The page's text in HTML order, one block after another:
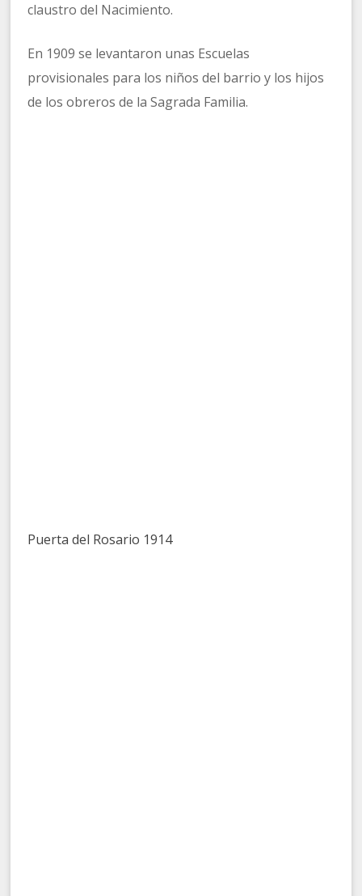
claustro del Nacimiento.
En 1909 se levantaron unas Escuelas
provisionales para los niños del barrio y los hijos
de los obreros de la Sagrada Familia.
Puerta del Rosario 1914